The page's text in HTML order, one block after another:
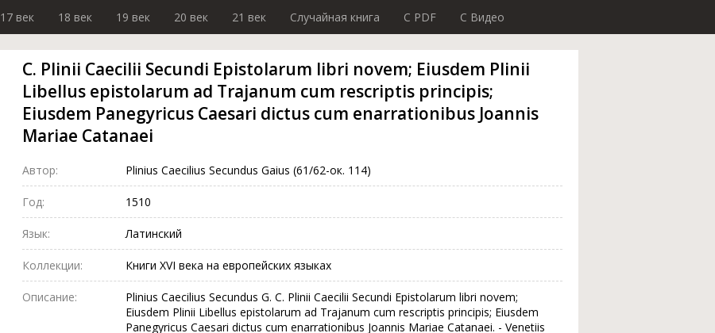
17 век 18 век 19 век 20 век 21 век Случайная книга C PDF C Видео
C. Plinii Caecilii Secundi Epistolarum libri novem; Eiusdem Plinii
Libellus epistolarum ad Trajanum cum rescriptis principis;
Eiusdem Panegyricus Caesari dictus cum enarrationibus Joannis
Mariae Catanaei
Автор: Plinius Caecilius Secundus Gaius (61/62-ок. 114)
Год: 1510
Язык: Латинский
Коллекции: Книги XVI века на европейских языках
Описание:
Plinius Caecilius Secundus G. C. Plinii Caecilii Secundi Epistolarum libri novem;
Eiusdem Plinii Libellus epistolarum ad Trajanum cum rescriptis principis; Eiusdem
Panegyricus Caesari dictus cum enarrationibus Joannis Mariae Catanaei. - Venetiis